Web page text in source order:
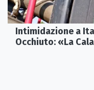
Intimidazione a
Occhiuto: «La